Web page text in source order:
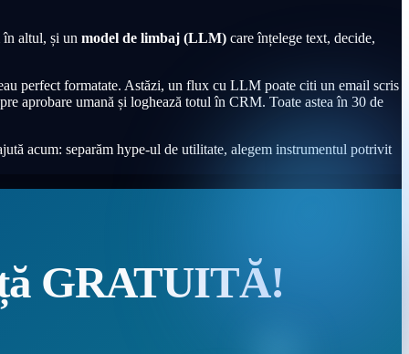
în altul, și un model de limbaj (LLM) care înțelege text, decide,
perfect formatate. Astăzi, un flux cu LLM poate citi un email scris
aprobare umană și loghează totul în CRM. Toate astea în 30 de
acum: separăm hype-ul de utilitate, alegem instrumentul potrivit
GRATUITĂ!